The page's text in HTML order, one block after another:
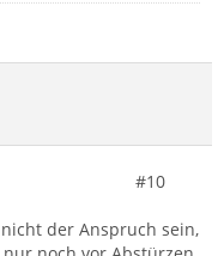
#10
der Anspruch sein,